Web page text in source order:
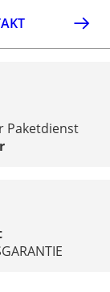
Paketdienst